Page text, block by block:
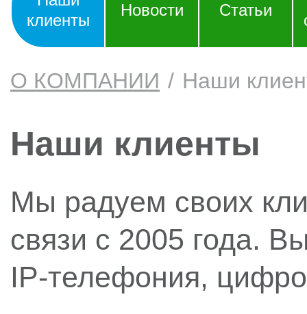
клиенты
Новости Статьи
О КОМПАНИИ / Наши
Наши клиенты
Мы радуем своих
связи с 2005 года.
IP-телефония,